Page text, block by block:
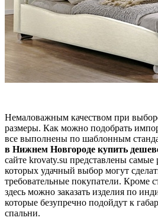
Немаловажным качеством при
размеры. Как можно подобрать
все выполнены по шаблонным
в Нижнем Новгороде купить
сайте krovaty.su представлены самые
которых удачный выбор могут
требовательные покупатели. Кроме
здесь можно заказать изделия по
которые безупречно подойдут к
спальни.